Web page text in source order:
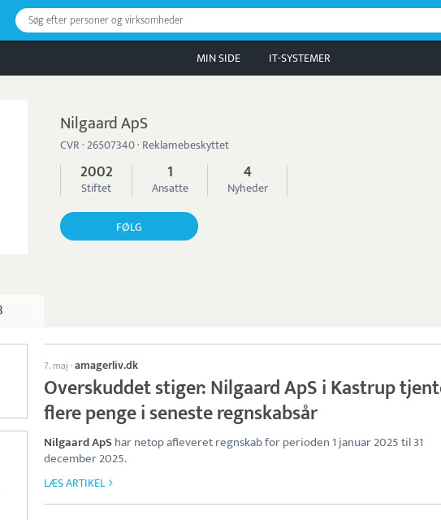
Søg efter personer og virksomheder
MIN SIDE IT-SYSTEMER
Nilgaard ApS
CVR · 26507340 · Reklamebeskyttet
2002
Stiftet
1
Ansatte
4
Nyheder
FØLG
7. maj ·amagerliv.dk
Overskuddet stiger: Nilgaard ApS i Kastrup
flere penge i seneste regnskabsår
Nilgaard ApShar netop afleveret regnskab for perioden 1 januar 2025 til 31
december 2025.
LÆS ARTIKEL